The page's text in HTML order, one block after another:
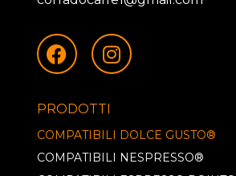
PRODOTTI
COMPATIBILI DOLCE GUSTO®
COMPATIBILI NESPRESSO®